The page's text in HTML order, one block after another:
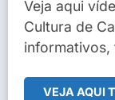
Veja aqui
Cultura de
informativos,
VEJA AQUI